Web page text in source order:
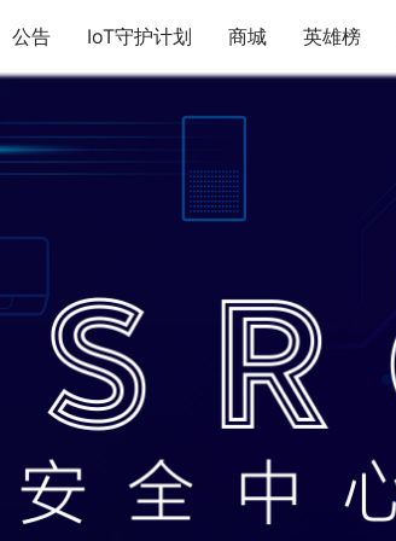
公告 IoT守护计划 商城 英雄榜